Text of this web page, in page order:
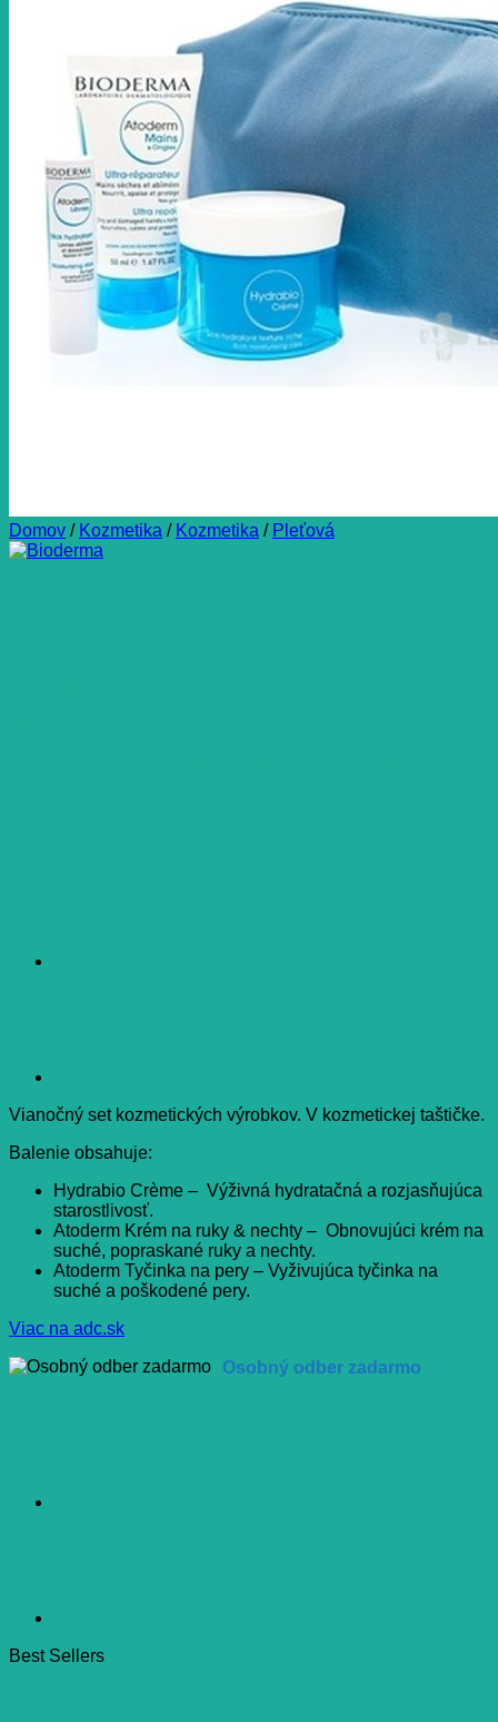
Domov / Kozmetika / Kozmetika / Pleťová
Vianočný set kozmetických výrobkov. V kozmetickej taštičke.
Balenie obsahuje:
Hydrabio Crème – Výživná hydratačná a rozjasňujúca
starostlivosť.
Atoderm Krém na ruky & nechty – Obnovujúci krém na
suché, popraskané ruky a nechty.
Atoderm Tyčinka na pery – Vyživujúca tyčinka na
suché a poškodené pery.
Viac na adc.sk
Osobný odber zadarmo
Best Sellers